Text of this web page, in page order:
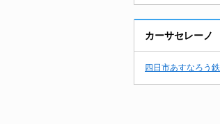
カーサセレーノ
四日市あすなろう